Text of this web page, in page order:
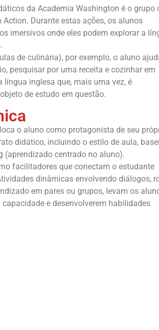
da Academia Washington é o grupo
Durante estas ações, os alunos
imersivos onde eles podem explorar a
de culinária), por exemplo, o aluno
pesquisar por uma receita e cozinhar em
inglesa que, mais uma vez, é
de estudo em questão.
o aluno como protagonista de seu
didático, incluindo o estilo de aula,
(aprendizado centrado no aluno).
facilitadores que conectam o estudante
dinâmicas envolvendo diálogos,
em pares ou grupos, levam os
e desenvolverem habilidades